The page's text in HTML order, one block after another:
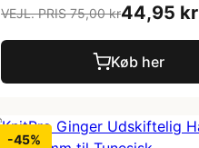
VEJL. PRIS 75,00 kr44,95 kr
Køb her
-45%